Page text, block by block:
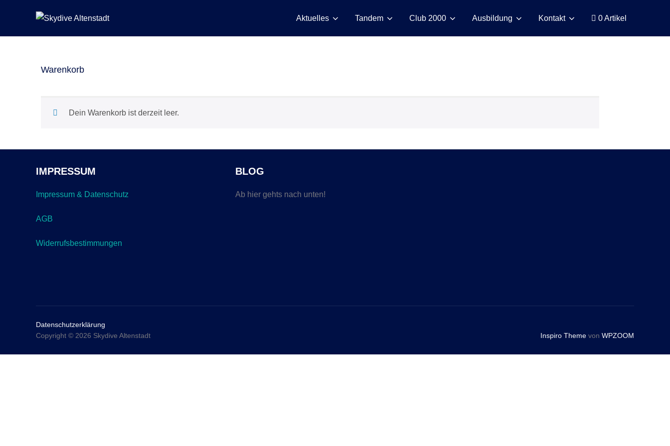
Aktuelles Tandem Club 2000 Ausbildung Kontakt 0 Artikel
Warenkorb
Dein Warenkorb ist derzeit leer.
IMPRESSUM
Impressum & Datenschutz
AGB
Widerrufsbestimmungen
BLOG
Ab hier gehts nach unten!
Datenschutzerklärung
Copyright © 2026 Skydive Altenstadt
Inspiro Theme von WPZOOM